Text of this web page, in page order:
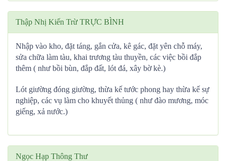
Thập Nhị Kiến Trừ TRỰC BÌNH
Nhập vào kho, đặt táng, gắn cửa, kê gác, đặt yên chỗ máy,
sửa chữa làm tàu, khai trương tàu thuyền, các việc bồi đắp
thêm ( như bồi bùn, đắp đất, lót đá, xây bờ kè.)
Lót giường đóng giường, thừa kế tước phong hay thừa kế sự
nghiệp, các vụ làm cho khuyết thủng ( như đào mương, móc
giếng, xả nước.)
Ngọc Hạp Thông Thư